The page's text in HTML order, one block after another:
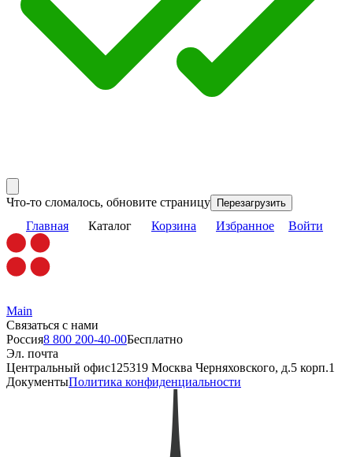
Что-то сломалось, обновите страницу Перезагрузить
Главная Каталог Корзина Избранное Войти
Main
Связаться с нами
Россия8 800 200-40-00Бесплатно
Эл. почта
Центральный офис125319 Москва Черняховского, д.5 корп.1
ДокументыПолитика конфиденциальности